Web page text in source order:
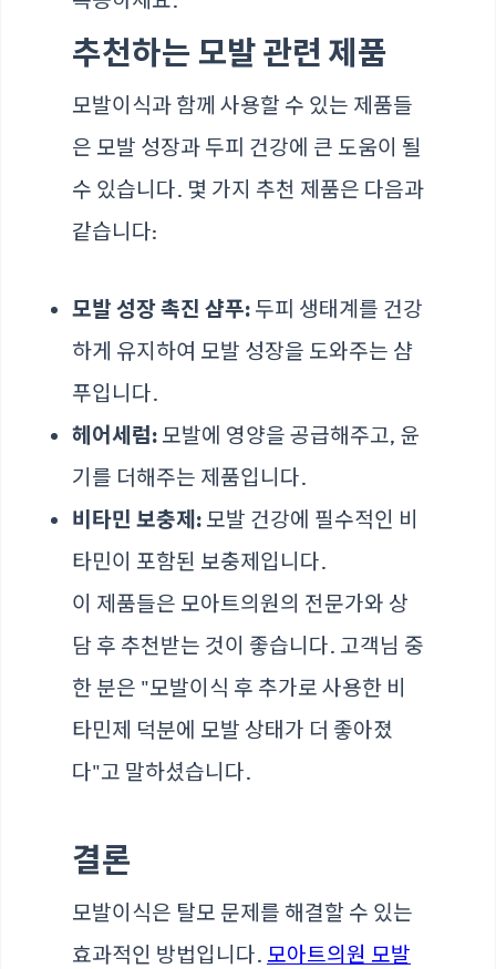
추천하는 모발 관련 제품
모발이식과 함께 사용할 수 있는 제품들
은 모발 성장과 두피 건강에 큰 도움이 될
수 있습니다. 몇 가지 추천 제품은 다음과
같습니다:
모발 성장 촉진 샴푸: 두피 생태계를 건강
하게 유지하여 모발 성장을 도와주는 샴
푸입니다.
헤어세럼: 모발에 영양을 공급해주고, 윤
기를 더해주는 제품입니다.
비타민 보충제: 모발 건강에 필수적인 비
타민이 포함된 보충제입니다.
이 제품들은 모아트의원의 전문가와 상
담 후 추천받는 것이 좋습니다. 고객님 중
한 분은 "모발이식 후 추가로 사용한 비
타민제 덕분에 모발 상태가 더 좋아졌
다"고 말하셨습니다.
결론
모발이식은 탈모 문제를 해결할 수 있는
효과적인 방법입니다. 모아트의원 모발